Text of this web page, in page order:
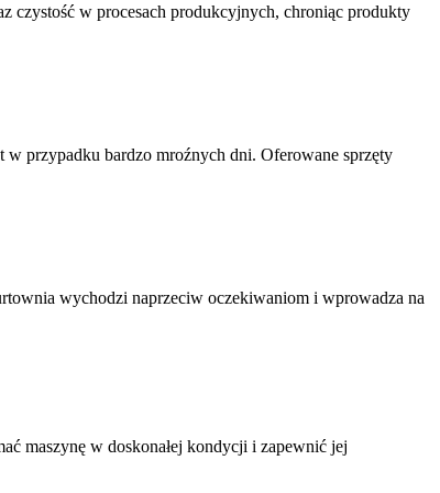
czystość w procesach produkcyjnych, chroniąc produkty
przypadku bardzo mroźnych dni. Oferowane sprzęty
wychodzi naprzeciw oczekiwaniom i wprowadza na
maszynę w doskonałej kondycji i zapewnić jej